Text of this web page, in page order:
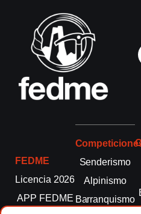
FEDME
Licencia 2026
APP FEDME
Senderismo
Alpinismo
Barranquismo